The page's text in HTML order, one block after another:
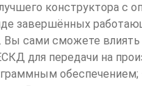
конструктора с
завершённых
сами сможете
для передачи на